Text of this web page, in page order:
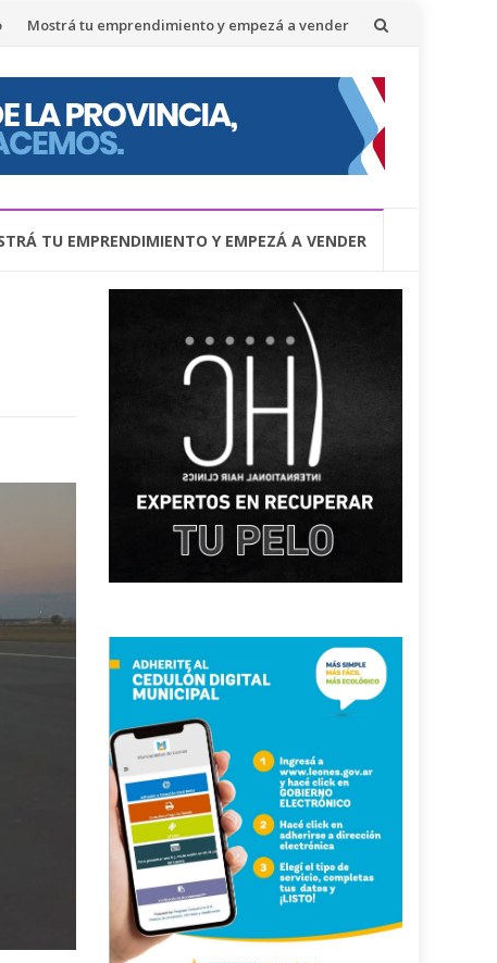
Mostrá tu emprendimiento y empezá a vender
TU EMPRENDIMIENTO Y EMPEZÁ A VENDER